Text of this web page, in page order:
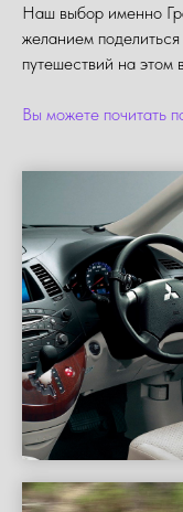
Наш выбор именно
желанием
путешествий на этом
Вы можете почитать